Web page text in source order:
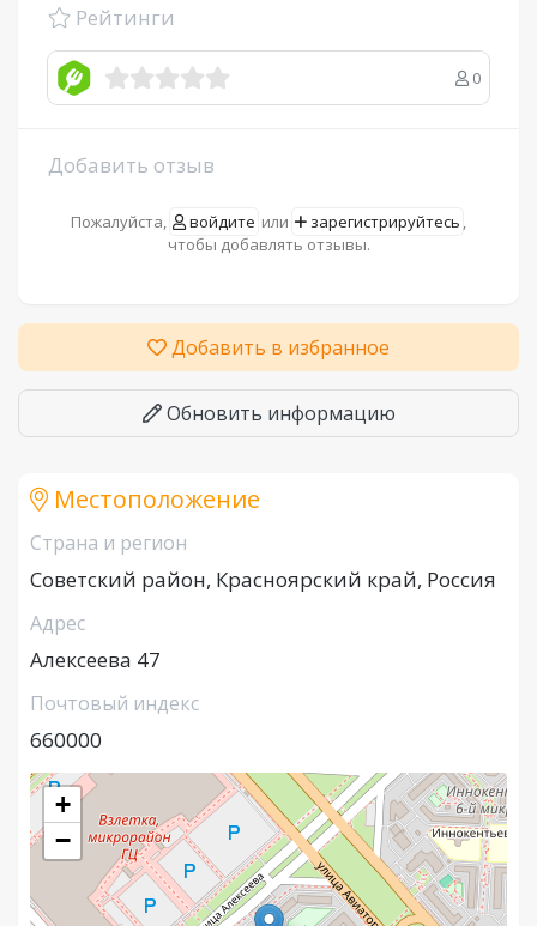
Рейтинги
0
Добавить отзыв
Пожалуйста, войдите или зарегистрируйтесь ,
чтобы добавлять отзывы.
Добавить в избранное
Обновить информацию
Местоположение
Страна и регион
Советский район, Красноярский край, Россия
Адрес
Алексеева 47
Почтовый индекс
660000
+
−